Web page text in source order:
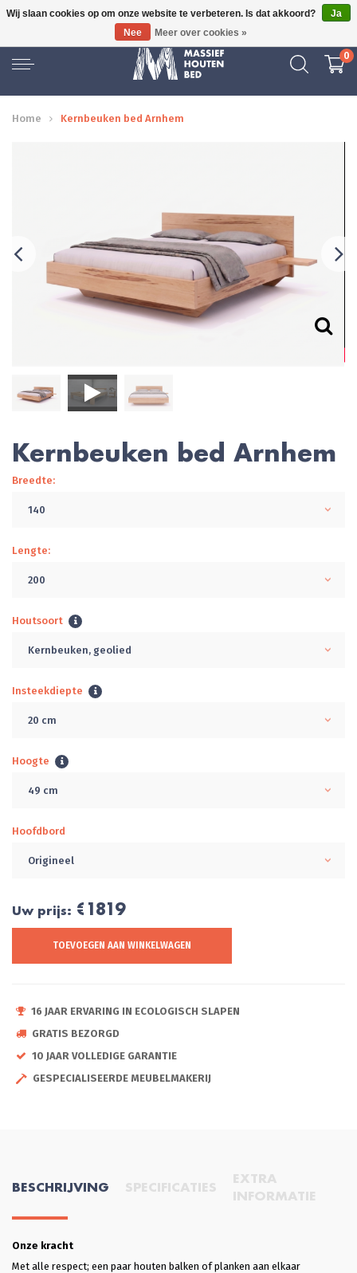
GRATIS BEZORGD
0
Home Kernbeuken bed Arnhem
Kernbeuken bed Arnhem
Breedte:
140
Lengte:
200
Houtsoort
Kernbeuken, geolied
Insteekdiepte
20 cm
Hoogte
49 cm
Hoofdbord
Origineel
Uw prijs: €1819
TOEVOEGEN AAN WINKELWAGEN
16 JAAR ERVARING IN ECOLOGISCH SLAPEN
GRATIS BEZORGD
10 JAAR VOLLEDIGE GARANTIE
GESPECIALISEERDE MEUBELMAKERIJ
BESCHRIJVING SPECIFICATIES
EXTRA
INFORMATIE
Onze kracht
Met alle respect; een paar houten balken of planken aan elkaar
Wij slaan cookies op om onze website te verbeteren. Is dat akkoord?
Ja
Nee
Meer over cookies »